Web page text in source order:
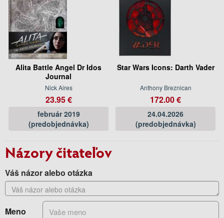
Alita Battle Angel Dr Idos
Journal
Nick Aires
23.95 €
február 2019
(predobjednávka)
Star Wars Icons: Darth Vader
Anthony Breznican
172.00 €
24.04.2026
(predobjednávka)
Názory čitateľov
Váš názor alebo otázka
Meno